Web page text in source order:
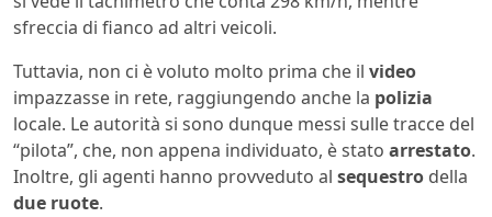
sfreccia di fianco ad altri veicoli.
Tuttavia, non ci è voluto molto prima che il video
impazzasse in rete, raggiungendo anche la polizia
locale. Le autorità si sono dunque messi sulle tracce del
“pilota”, che, non appena individuato, è stato arrestato.
Inoltre, gli agenti hanno provveduto al sequestro della
due ruote.